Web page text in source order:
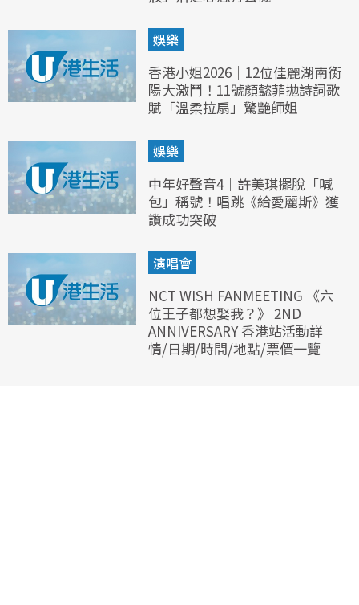
娛樂
香港小姐2026｜12位佳麗湖南衡
陽大激鬥！11號顏懿菲拋詩詞歌
賦「溫柔拉扇」驚艷師姐
娛樂
中年好聲音4｜許美琪擺脫「喊
包」稱號！唱跳《給愛麗斯》獲
讚成功突破
演唱會
NCT WISH FANMEETING 《六
位王子都想娶我？》 2ND
ANNIVERSARY 香港站活動詳
情/日期/時間/地點/票價一覽